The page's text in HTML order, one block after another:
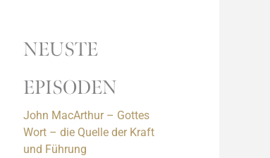
NEUSTE
EPISODEN
John MacArthur – Gottes
Wort – die Quelle der Kraft
und Führung